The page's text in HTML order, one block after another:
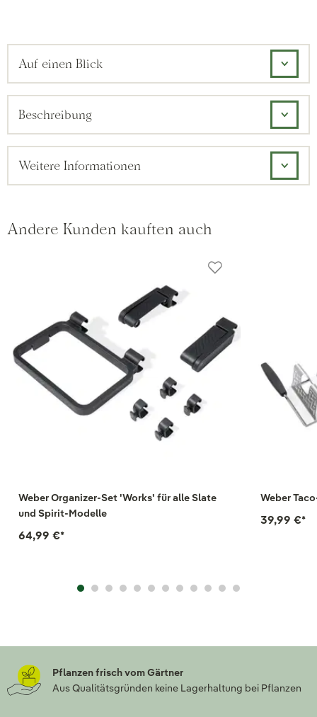
Auf einen Blick
Beschreibung
Weitere Informationen
Andere Kunden kauften auch
Weber Organizer-Set 'Works' für alle Slate
und Spirit-Modelle
64,99 €*
Weber
39,99 €*
Pflanzen frisch vom Gärtner
Aus Qualitätsgründen keine Lagerhaltung bei Pflanzen